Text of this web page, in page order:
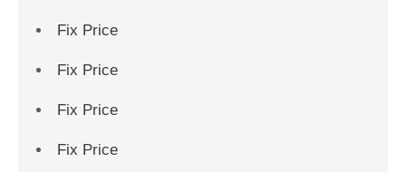
Fix Price
Fix Price
Fix Price
Fix Price